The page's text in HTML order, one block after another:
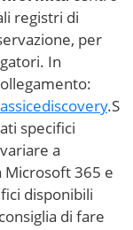
registri di
per
In
.S
specifici
a
Microsoft 365 e
disponibili
di fare